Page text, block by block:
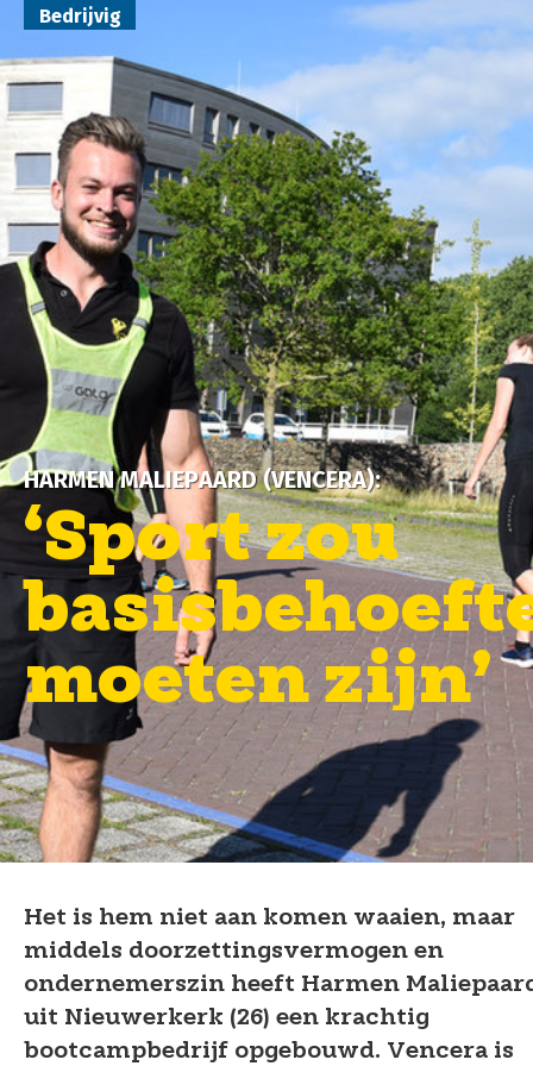
Bedrijvig
HARMEN MALIEPAARD (VENCERA):
‘Sport zou
moeten zijn’
Het is hem niet aan komen waaien, maar
middels doorzettingsvermogen en
ondernemerszin heeft Harmen
uit Nieuwerkerk (26) een krachtig
bootcampbedrijf opgebouwd. Vencera is